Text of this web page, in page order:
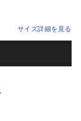
サイズ詳細を見る